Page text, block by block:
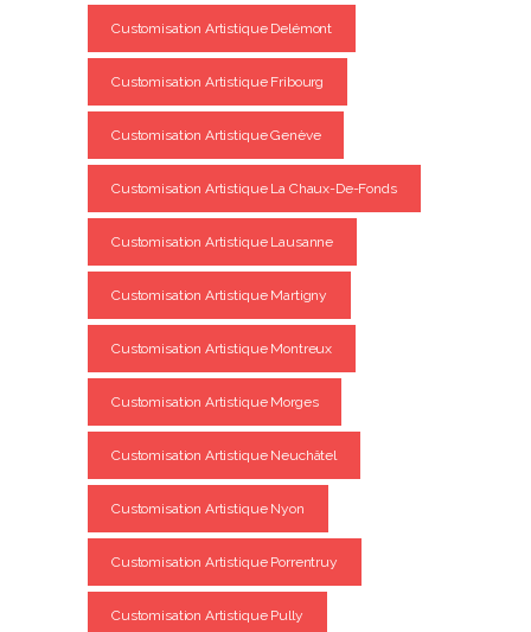
Customisation Artistique Delémont
Customisation Artistique Fribourg
Customisation Artistique Genève
Customisation Artistique La Chaux-De-Fonds
Customisation Artistique Lausanne
Customisation Artistique Martigny
Customisation Artistique Montreux
Customisation Artistique Morges
Customisation Artistique Neuchâtel
Customisation Artistique Nyon
Customisation Artistique Porrentruy
Customisation Artistique Pully